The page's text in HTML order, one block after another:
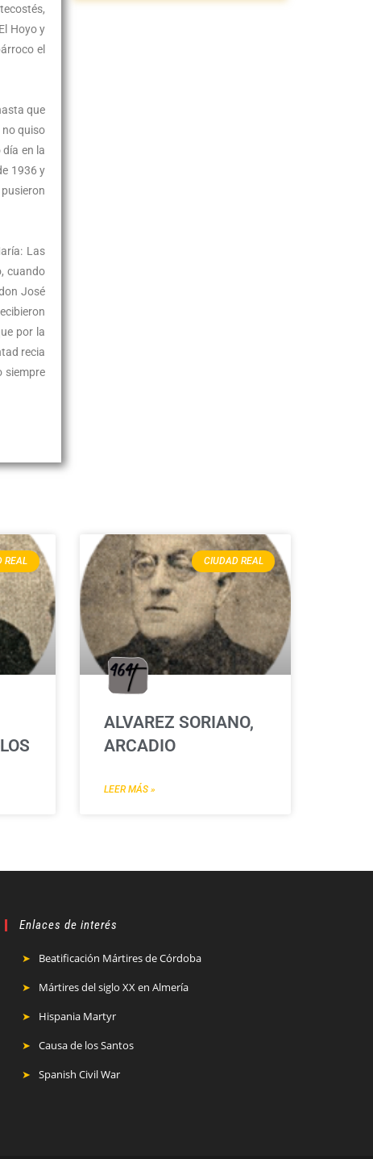
Hoyo y
el
que
no quiso
en la
1936 y
Las
cuando
José
por la
recia
siempre
REAL CIUDAD REAL
ALVAREZ SORIANO,
ARCADIO
LEER MÁS »
Enlaces de interés
Beatificación Mártires de Córdoba
Mártires del siglo XX en Almería
Hispania Martyr
Causa de los Santos
Spanish Civil War